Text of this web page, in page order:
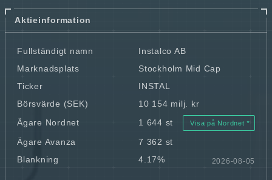
Aktieinformation
Fullständigt namn
Instalco AB
Marknadsplats
Stockholm Mid Cap
Ticker
INSTAL
Börsvärde (SEK)
10 154 milj. kr
Ägare Nordnet
1 644 st Visa på Nordnet
Ägare Avanza
7 362 st
Blankning
4.17% 2026-08-05